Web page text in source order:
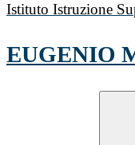
Istituto Istruzione
EUGENIO